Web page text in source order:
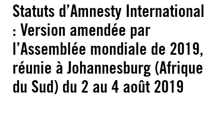
Statuts d’Amnesty International
: Version amendée par
l’Assemblée mondiale de 2019,
réunie à Johannesburg (Afrique
du Sud) du 2 au 4 août 2019